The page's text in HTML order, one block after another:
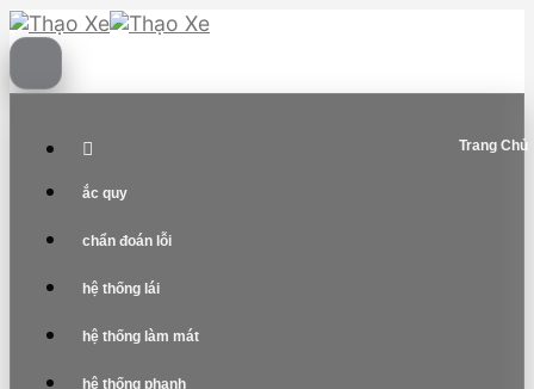
Skip
to
content
Trang Chủ
ắc quy
chẩn đoán lỗi
hệ thống lái
hệ thống làm mát
hệ thống phanh